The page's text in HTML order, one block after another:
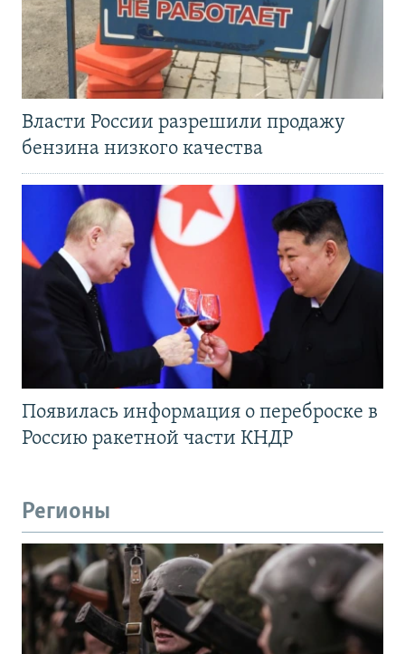
Власти России разрешили продажу
бензина низкого качества
Появилась информация о переброске в
Россию ракетной части КНДР
Регионы